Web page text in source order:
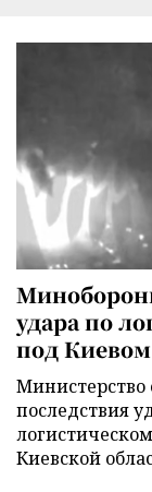
удара по
под Киевом
Министерство
последствия
Киевской